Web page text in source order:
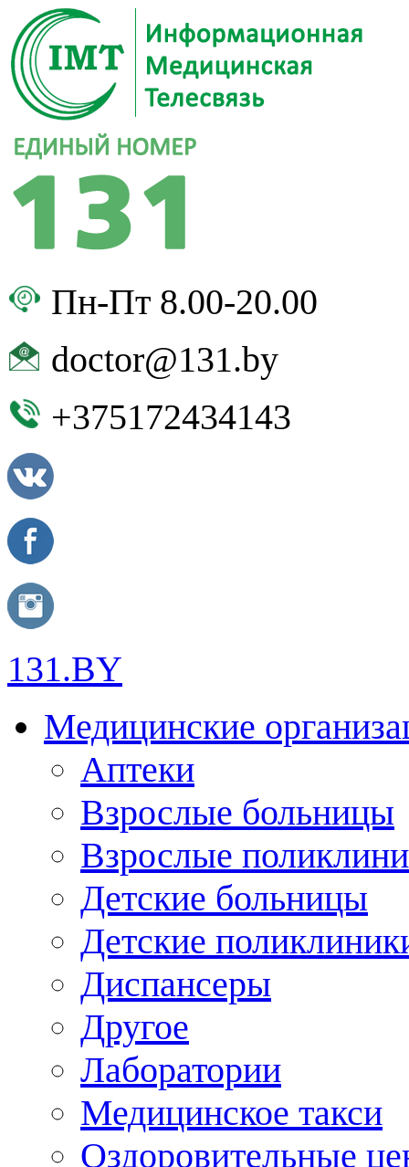
Пн-Пт 8.00-20.00
doctor@131.by
+375172434143
131.BY
Медицинские
Аптеки
Взрослые больницы
Взрослые
Детские больницы
Детские
Диспансеры
Другое
Лаборатории
Медицинское такси
Оздоровительные